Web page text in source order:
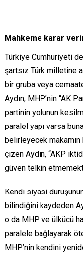
Mahkeme karar
Türkiye Cumhuriyeti
şartsız Türk milletine
bir gruba veya
Aydın, MHP’nin “AK
partinin yolunun
paralel yapı varsa
belirleyecek makamın
çizen Aydın, “AKP
güven telkin
Kendi siyasi
bilindiğini kaydeden
o da MHP ve ülkücü
paralele bağlayarak
MHP’nin kendini